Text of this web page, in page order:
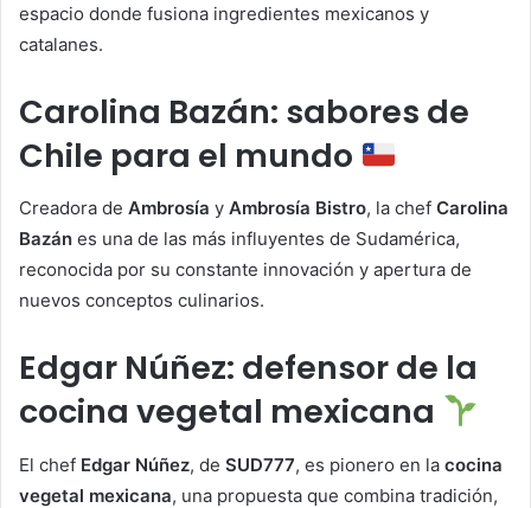
espacio donde fusiona ingredientes mexicanos y
catalanes.
Carolina Bazán: sabores de
Chile para el mundo
Creadora de Ambrosía y Ambrosía Bistro, la chef Carolina
Bazán es una de las más influyentes de Sudamérica,
reconocida por su constante innovación y apertura de
nuevos conceptos culinarios.
Edgar Núñez: defensor de la
cocina vegetal mexicana
El chef Edgar Núñez, de SUD777, es pionero en la cocina
vegetal mexicana, una propuesta que combina tradición,